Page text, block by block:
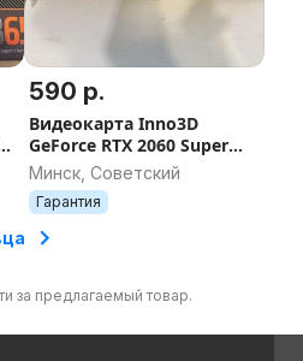
590 р.
Видеокарта Inno3D
GeForce RTX 2060 Super
Twin X2 8GB GDDR6
Минск, Советский
Гарантия
за предлагаемый товар.